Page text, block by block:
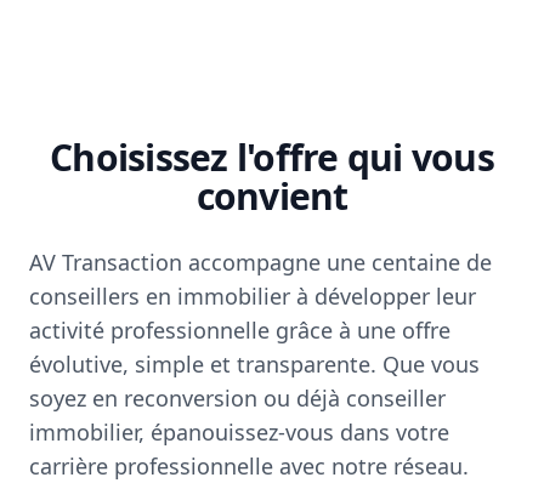
Choisissez l'offre qui vous
convient
AV Transaction accompagne une centaine de
conseillers en immobilier à développer leur
activité professionnelle grâce à une offre
évolutive, simple et transparente. Que vous
soyez en reconversion ou déjà conseiller
immobilier, épanouissez-vous dans votre
carrière professionnelle avec notre réseau.